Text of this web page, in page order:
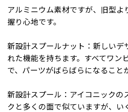
アルミニウム素材ですが、旧型よ
握り心地です。
新設計スプールナット：新しいデ
れた機能を持ちます。すべてワン
で、パーツがばらばらになること
新設計スプール：アイコニックの
クと多くの面で似ていますが、い